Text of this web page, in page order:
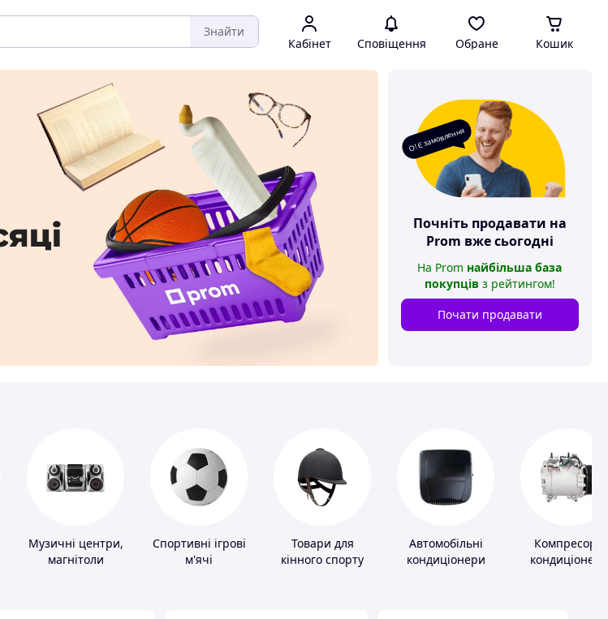
Знайти
Кабінет Сповіщення Обране Кошик
О! Є замовлення
Почніть продавати на
Prom вже сьогодні
На Prom найбільша база
покупців з рейтингом!
Почати продавати
Музичні центри,
магнітоли
Спортивні ігрові
м'ячі
Товари для
кінного спорту
Автомобільні
кондиціонери
Компресори
кондиціонера